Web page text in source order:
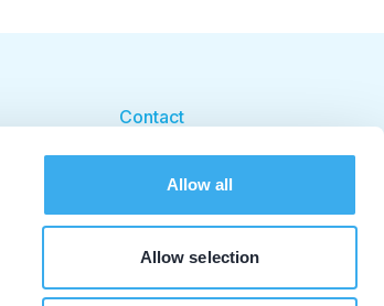
Allow all
Allow selection
Contact
Cookie beleid